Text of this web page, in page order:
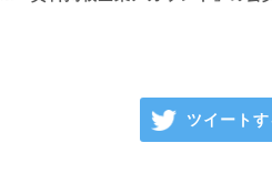
ツイートす